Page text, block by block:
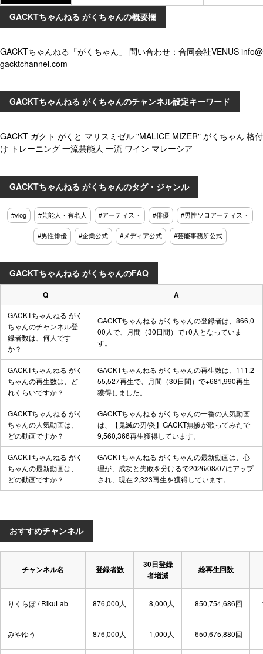
おすすめチャンネル
チャンネル名 登録者数
30日登録
者増減
総再生回数
りくらぼ / RikuLab 876,000人 +8,000人 850,754,686回
みやゆう 876,000人 -1,000人 650,675,880回
GACKTちゃんねる がくちゃんの概要欄
GACKTちゃんねる「がくちゃん」 問い合わせ：合同会社VENUS info@
gacktchannel.com
GACKTちゃんねる がくちゃんのチャンネル設定キーワード
GACKT ガクト がくと マリスミゼル "MALICE MIZER" がくちゃん 格付
け トレーニング 一流芸能人 一流 ワイン マレーシア
GACKTちゃんねる がくちゃんのタグ・ジャンル
#vlog #芸能人・有名人 #アーティスト #俳優 #男性ソロアーティスト
#男性俳優 #企業公式 #メディア公式 #芸能事務所公式
GACKTちゃんねる がくちゃんのFAQ
Q A
GACKTちゃんねる がく
ちゃんのチャンネル登
録者数は、何人です
か？
GACKTちゃんねる がくちゃんの登録者は、866,0
00人で、月間（30日間）で+0人となっていま
す。
GACKTちゃんねる がく
ちゃんの再生数は、ど
れくらいですか？
GACKTちゃんねる がくちゃんの再生数は、111,2
55,527再生で、月間（30日間）で+681,990再生
獲得しました。
GACKTちゃんねる がく
ちゃんの人気動画は、
どの動画ですか？
GACKTちゃんねる がくちゃんの一番の人気動画
は、
【鬼滅の刃/炎】GACKT無惨が歌ってみたで
9,560,366再生獲得しています。
GACKTちゃんねる がく
ちゃんの最新動画は、
どの動画ですか？
GACKTちゃんねる がくちゃんの最新動画は、 心
理が、成功と失敗を分けるで2026/08/07にアップ
され、現在 2,323再生を獲得しています。